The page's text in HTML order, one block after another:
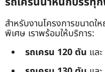
สำหรับงานโครงการขนาด
พิเศษ เราพร้อมให้บริการ:
รถเครน 120 ตัน และ